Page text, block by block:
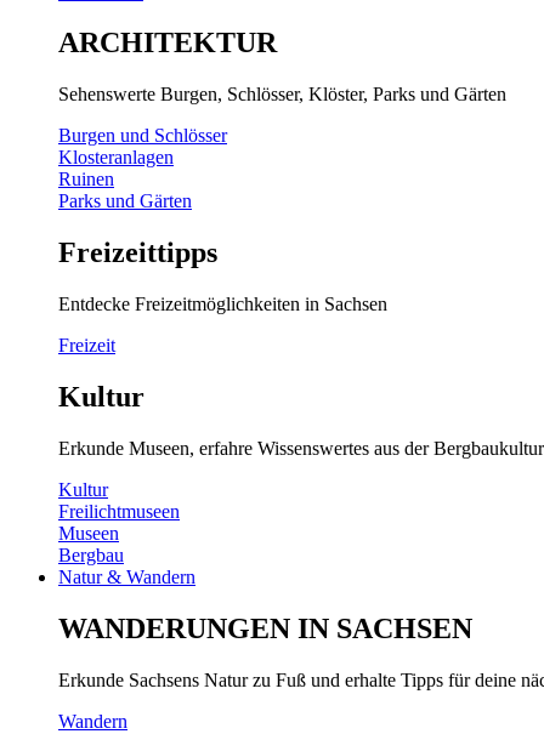
ARCHITEKTUR
Sehenswerte Burgen, Schlösser, Klöster, Parks und Gärten
Burgen und Schlösser
Klosteranlagen
Ruinen
Parks und Gärten
Freizeittipps
Entdecke Freizeitmöglichkeiten in Sachsen
Freizeit
Kultur
Erkunde Museen, erfahre Wissenswertes aus der
Kultur
Freilichtmuseen
Museen
Bergbau
Natur & Wandern
WANDERUNGEN IN SACHSEN
Erkunde Sachsens Natur zu Fuß und erhalte Tipps für deine
Wandern